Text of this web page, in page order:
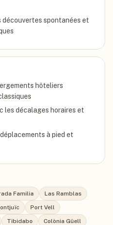
découvertes spontanées et
hôteliers
les décalages horaires et
à pied et
Familia
Las Ramblas
Port Vell
Tibidabo Colònia Güell